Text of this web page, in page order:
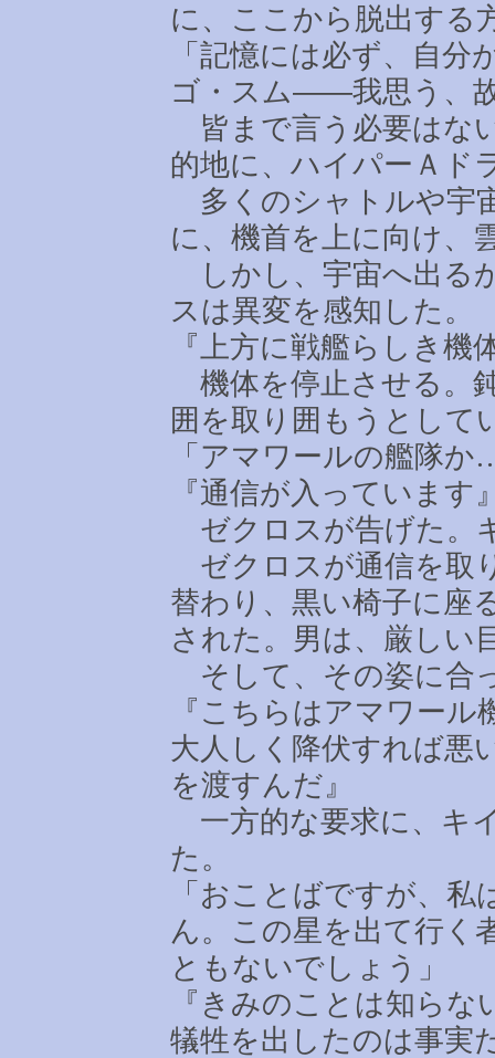
に、ここから脱出する
「記憶には必ず、自
ゴ・スム――我思う、
皆まで言う必要はな
的地に、ハイパーＡド
多くのシャトルや宇
に、機首を上に向け、
しかし、宇宙へ出る
スは異変を感知した。
『上方に戦艦らしき機
機体を停止させる。
囲を取り囲もうとして
「アマワールの艦隊か
『通信が入っています
ゼクロスが告げた。
ゼクロスが通信を取
替わり、黒い椅子に座
された。男は、厳しい
そして、その姿に合
『こちらはアマワー
大人しく降伏すれば悪
を渡すんだ』
一方的な要求に、キ
た。
「おことばですが、
ん。この星を出て行く
ともないでしょう」
『きみのことは知ら
犠牲を出したのは事実